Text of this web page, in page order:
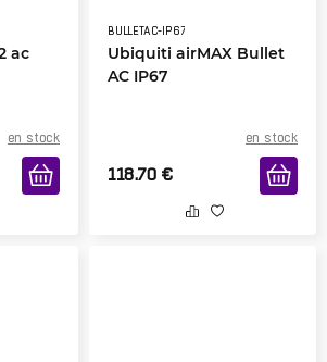
ac
en stock
BULLETAC-IP67
Ubiquiti airMAX Bullet
AC IP67
en stock
118.70 €